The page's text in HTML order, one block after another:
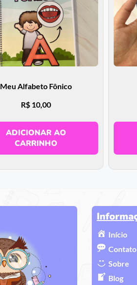
Meu Alfabeto Fônico
R$10,00
ADICIONAR AO
CARRINHO
Início
Contato
Sobre
Blog